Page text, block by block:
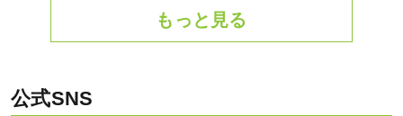
もっと見る
公式SNS